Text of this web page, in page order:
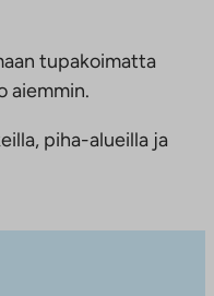
tupakoimatta
aiemmin.
piha-alueilla ja